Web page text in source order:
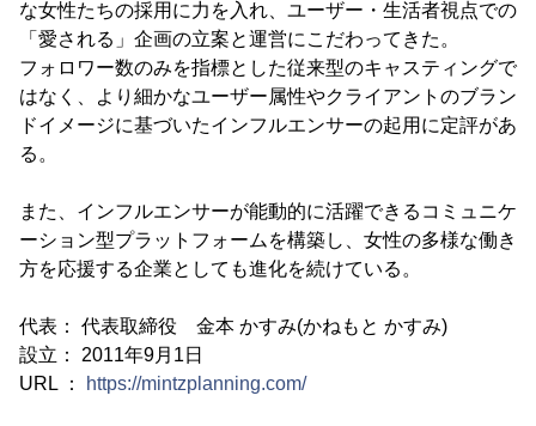
な女性たちの採用に力を入れ、ユーザー・生活者視点での
「愛される」企画の立案と運営にこだわってきた。
フォロワー数のみを指標とした従来型のキャスティングで
はなく、より細かなユーザー属性やクライアントのブラン
ドイメージに基づいたインフルエンサーの起用に定評があ
る。
また、インフルエンサーが能動的に活躍できるコミュニケ
ーション型プラットフォームを構築し、女性の多様な働き
方を応援する企業としても進化を続けている。
代表： 代表取締役 金本 かすみ(かねもと かすみ)
設立： 2011年9月1日
URL ：
https://mintzplanning.com/